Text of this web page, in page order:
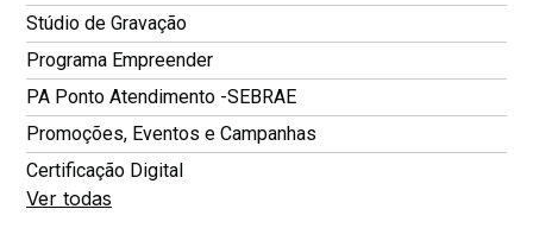
Stúdio de Gravação
Programa Empreender
PA Ponto Atendimento -SEBRAE
Promoções, Eventos e Campanhas
Certificação Digital
Ver todas